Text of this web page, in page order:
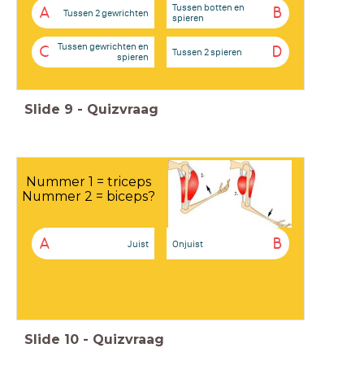
A Tussen 2 gewrichten B
Tussen botten en
spieren
C
Tussen gewrichten en
spieren
D
Tussen 2 spieren
Slide 9 - Quizvraag
Nummer 1 = triceps
Nummer 2 = biceps?
A Juist B
Onjuist
Slide 10 - Quizvraag